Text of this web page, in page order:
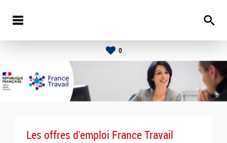
0
Les offres d'emploi France Travail